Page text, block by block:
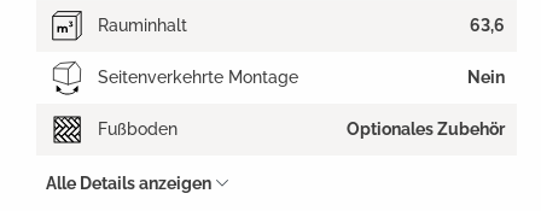
Rauminhalt 63,6
Seitenverkehrte Montage Nein
Fußboden Optionales Zubehör
Alle Details anzeigen